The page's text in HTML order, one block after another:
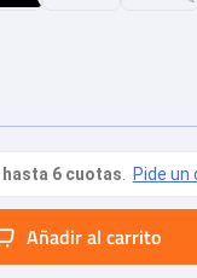
Añadir al carrito